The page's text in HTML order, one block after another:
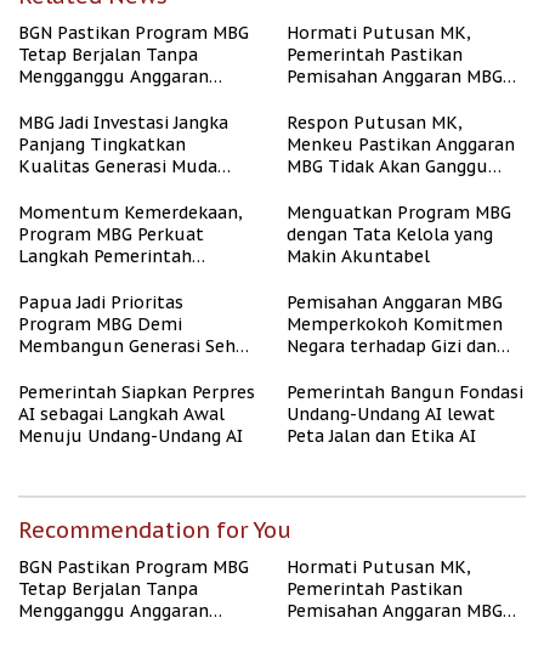
BGN Pastikan Program MBG
Tetap Berjalan Tanpa
Mengganggu Anggaran
Hormati Putusan MK,
Pemerintah Pastikan
Pemisahan Anggaran MBG
MBG Jadi Investasi Jangka
Panjang Tingkatkan
Kualitas Generasi Muda
Respon Putusan MK,
Menkeu Pastikan Anggaran
MBG Tidak Akan Ganggu
Momentum Kemerdekaan,
Program MBG Perkuat
Langkah Pemerintah
Menguatkan Program MBG
dengan Tata Kelola yang
Makin Akuntabel
Papua Jadi Prioritas
Program MBG Demi
Membangun Generasi Sehat
Pemisahan Anggaran MBG
Memperkokoh Komitmen
Negara terhadap Gizi dan
Pemerintah Siapkan Perpres
AI sebagai Langkah Awal
Menuju Undang-Undang AI
Pemerintah Bangun Fondasi
Undang-Undang AI lewat
Peta Jalan dan Etika AI
Recommendation for You
BGN Pastikan Program MBG
Tetap Berjalan Tanpa
Mengganggu Anggaran
Hormati Putusan MK,
Pemerintah Pastikan
Pemisahan Anggaran MBG